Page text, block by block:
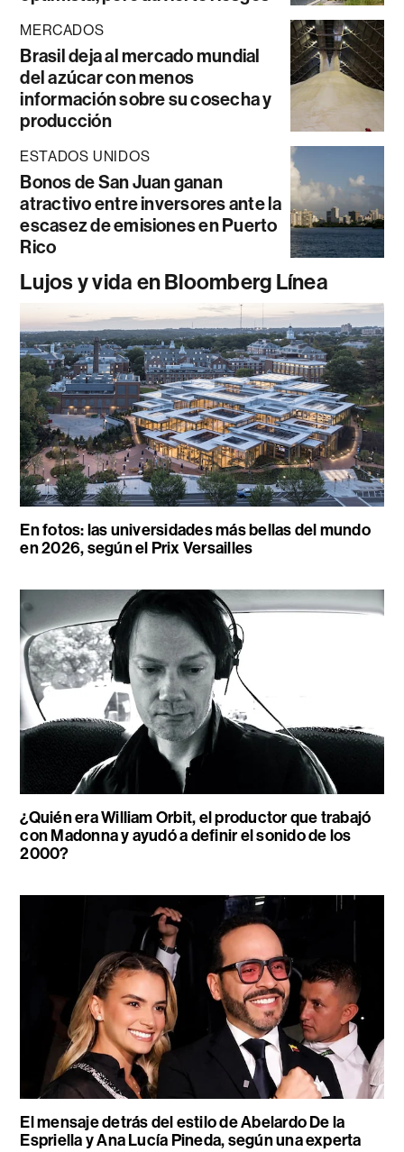
MERCADOS
Brasil deja al mercado mundial
del azúcar con menos
información sobre su cosecha y
producción
ESTADOS UNIDOS
Bonos de San Juan ganan
atractivo entre inversores ante la
escasez de emisiones en Puerto
Rico
Lujos y vida en Bloomberg Línea
En fotos: las universidades más bellas del mundo
en 2026, según el Prix Versailles
¿Quién era William Orbit, el productor que trabajó
con Madonna y ayudó a definir el sonido de los
2000?
El mensaje detrás del estilo de Abelardo De la
Espriella y Ana Lucía Pineda, según una experta